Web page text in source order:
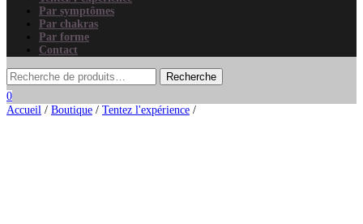
Par symptômes
Par chakras
Par forme
Contact
0
Accueil / Boutique / Tentez l'expérience /